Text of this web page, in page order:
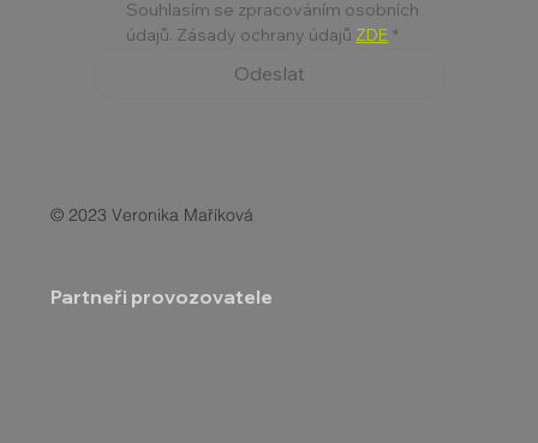
Souhlasím se zpracováním osobních
údajů. Zásady ochrany údajů ZDE *
Odeslat
© 2023 Veronika Maříková
Partneři provozovatele